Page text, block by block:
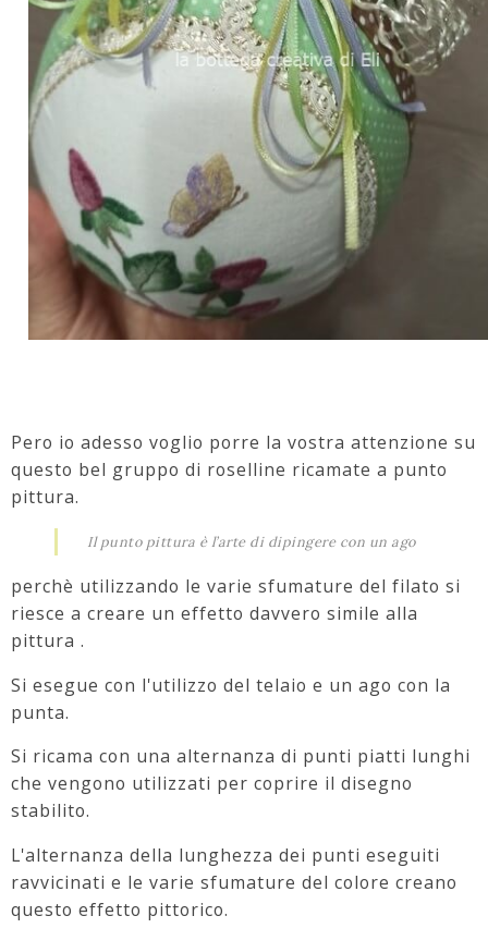
Pero io adesso voglio porre la vostra attenzione su
questo bel gruppo di roselline ricamate a punto
pittura.
Il punto pittura è l’arte di dipingere con un ago
perchè utilizzando le varie sfumature del filato si
riesce a creare un effetto davvero simile alla
pittura .
Si esegue con l'utilizzo del telaio e un ago con la
punta.
Si ricama con una alternanza di punti piatti lunghi
che vengono utilizzati per coprire il disegno
stabilito.
L'alternanza della lunghezza dei punti eseguiti
ravvicinati e le varie sfumature del colore creano
questo effetto pittorico.